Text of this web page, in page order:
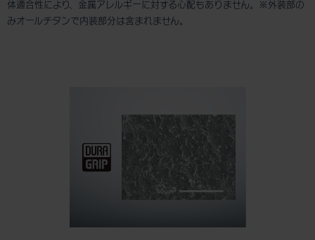
体適合性により、金属アレルギーに対する心配もありません。※外装部の
みオールチタンで内装部分は含まれません。